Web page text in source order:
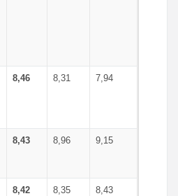
8,46 8,31 7,94
8,43 8,96 9,15
8,42 8,35 8,43